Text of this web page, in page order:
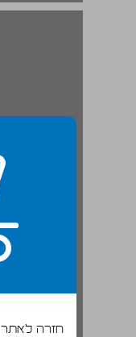
חזרה לאתר